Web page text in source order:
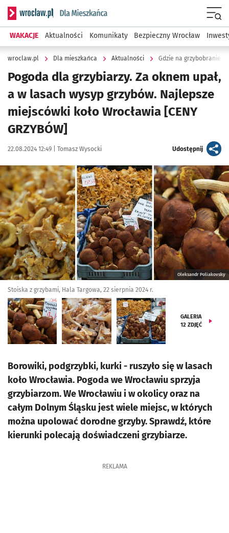
Serwis informacyjny wroclaw.pl podserwis: Dla mieszkańca
WAKACJE Aktualności Komunikaty Bezpieczny Wrocław
wroclaw.pl Dla mieszkańca Aktualności Gdzie na grzybobranie?
Pogoda dla grzybiarzy. Za oknem upał,
a w lasach wysyp grzybów. Najlepsze
miejscówki koło Wrocławia [CENY
GRZYBÓW]
Data publikacji:
22.08.2024 12:49 | Autor:
Tomasz Wysocki Udostępnijartykuł
Kliknij, aby zobaczyć galerię
Kliknij, aby powiększyć
Oleksandr Poliakovsky
Stoiska z grzybami, Hala Targowa, 22 sierpnia 2024 r.
GALERIA
12 ZDJĘĆ
Borowiki, podgrzybki, kurki - ruszyło się w lasach
koło Wrocławia. Pogoda we Wrocławiu sprzyja
grzybiarzom. We Wrocławiu i w okolicy oraz na
całym Dolnym Śląsku jest wiele miejsc, w których
można upolować dorodne grzyby. Sprawdź, które
kierunki polecają doświadczeni grzybiarze.
REKLAMA